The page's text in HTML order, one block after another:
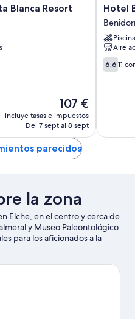
Blanca Resort
El
precio
actual
de
107 €
107 €
incluye tasas e impuestos
Del 7 sept al 8 sept
Hotel
Bossh
Lido
Hotel
Piscina
Aire
6.6
sobre
6,6 11
parecidos
la zona
Elche, en el centro y cerca de
y Museo Paleontológico
para los aficionados a la
puedes acercarte a
Parque de atracciones Pola